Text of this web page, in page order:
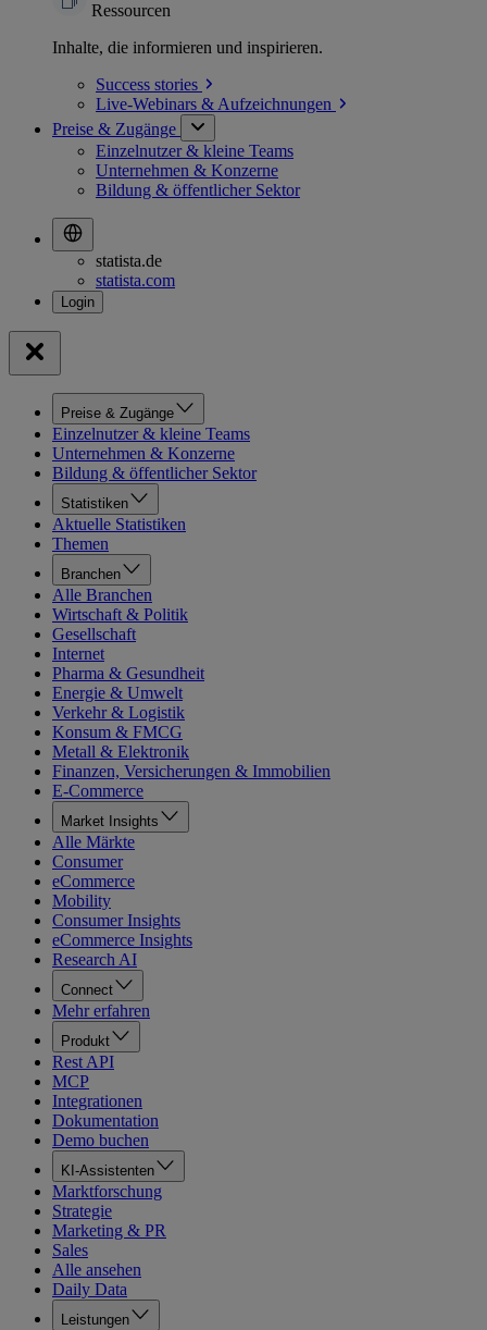
Ressourcen
Inhalte, die informieren und inspirieren.
Success stories
Live-Webinars & Aufzeichnungen
Preise & Zugänge
Einzelnutzer & kleine Teams
Unternehmen & Konzerne
Bildung & öffentlicher Sektor
statista.de
statista.com
Preise & Zugänge
Einzelnutzer & kleine Teams
Unternehmen & Konzerne
Bildung & öffentlicher Sektor
Statistiken
Aktuelle Statistiken
Themen
Branchen
Alle Branchen
Wirtschaft & Politik
Gesellschaft
Internet
Pharma & Gesundheit
Energie & Umwelt
Verkehr & Logistik
Konsum & FMCG
Metall & Elektronik
Finanzen, Versicherungen & Immobilien
E-Commerce
Market Insights
Alle Märkte
Consumer
eCommerce
Mobility
Consumer Insights
eCommerce Insights
Research AI
Connect
Mehr erfahren
Produkt
Rest API
MCP
Integrationen
Dokumentation
Demo buchen
KI-Assistenten
Marktforschung
Strategie
Marketing & PR
Sales
Alle ansehen
Daily Data
Leistungen